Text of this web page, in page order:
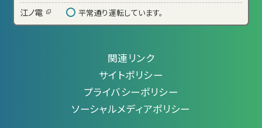
江ノ電 平常通り運転しています。
関連リンク
サイトポリシー
プライバシーポリシー
ソーシャルメディアポリシー